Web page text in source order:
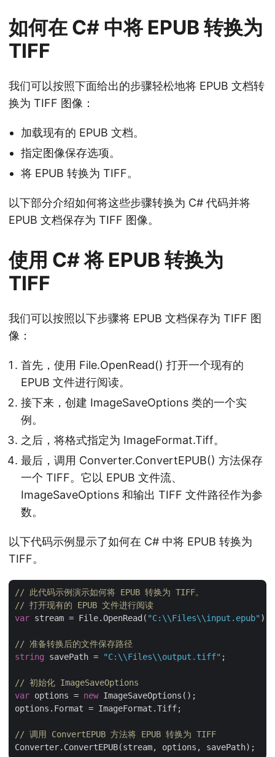
如何在 C# 中将 EPUB 转换为
TIFF
我们可以按照下面给出的步骤轻松地将 EPUB 文档转
换为 TIFF 图像：
加载现有的 EPUB 文档。
指定图像保存选项。
将 EPUB 转换为 TIFF。
以下部分介绍如何将这些步骤转换为 C# 代码并将
EPUB 文档保存为 TIFF 图像。
使用 C# 将 EPUB 转换为
TIFF
我们可以按照以下步骤将 EPUB 文档保存为 TIFF 图
像：
首先，使用 File.OpenRead() 打开一个现有的
EPUB 文件进行阅读。
接下来，创建 ImageSaveOptions 类的一个实
例。
之后，将格式指定为 ImageFormat.Tiff。
最后，调用 Converter.ConvertEPUB() 方法保存
一个 TIFF。它以 EPUB 文件流、
ImageSaveOptions 和输出 TIFF 文件路径作为参
数。
以下代码示例显示了如何在 C# 中将 EPUB 转换为
TIFF。
// 此代码示例演示如何将 EPUB 转换为 TIFF。
// 打开现有的 EPUB 文件进行阅读
var stream = File.OpenRead( "C:\\Files\\input.epub" );
// 准备转换后的文件保存路径
string savePath = "C:\\Files\\output.tiff" ;
// 初始化 ImageSaveOptions
var options = new ImageSaveOptions();
options.Format = ImageFormat.Tiff;
// 调用 ConvertEPUB 方法将 EPUB 转换为 TIFF